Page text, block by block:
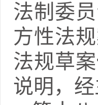
法制委
方性法
法规草
说明，